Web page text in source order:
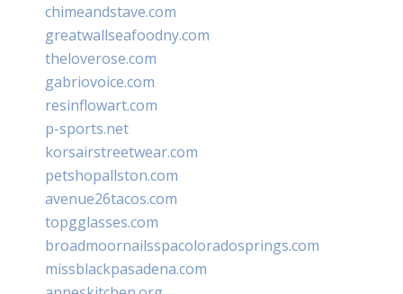
chimeandstave.com
greatwallseafoodny.com
theloverose.com
gabriovoice.com
resinflowart.com
p-sports.net
korsairstreetwear.com
petshopallston.com
avenue26tacos.com
topgglasses.com
broadmoornailsspacoloradosprings.com
missblackpasadena.com